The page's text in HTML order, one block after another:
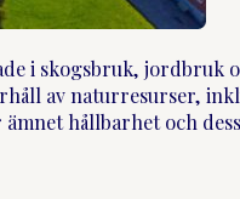
i skogsbruk, jordbruk
av naturresurser,
hållbarhet och